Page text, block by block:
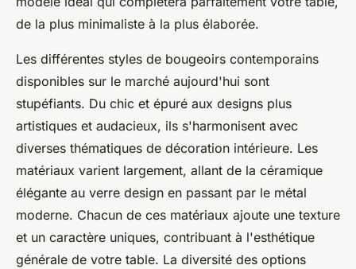
de la plus minimaliste à la plus élaborée.
Les différentes styles de bougeoirs contemporains
disponibles sur le marché aujourd'hui sont
stupéfiants. Du chic et épuré aux designs plus
artistiques et audacieux, ils s'harmonisent avec
diverses thématiques de décoration intérieure. Les
matériaux varient largement, allant de la céramique
élégante au verre design en passant par le métal
moderne. Chacun de ces matériaux ajoute une texture
et un caractère uniques, contribuant à l'esthétique
générale de votre table. La diversité des options